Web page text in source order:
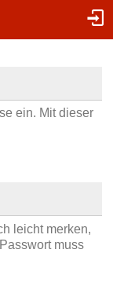
ein. Mit dieser
leicht merken,
muss